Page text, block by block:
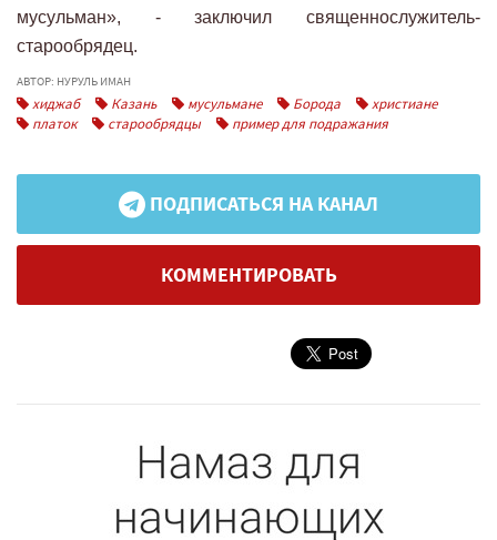
мусульман», - заключил священнослужитель-
старообрядец.
АВТОР: НУРУЛЬ ИМАН
хиджаб Казань мусульмане Борода
христиане
платок
старообрядцы пример для подражания
ПОДПИСАТЬСЯ НА КАНАЛ
КОММЕНТИРОВАТЬ